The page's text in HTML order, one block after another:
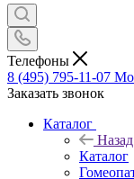
Телефоны
8 (495) 795-11-07
Заказать звонок
Каталог
Назад
Каталог